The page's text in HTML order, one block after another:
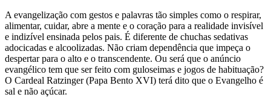
A evangelização com gestos e palavras tão simples como o respirar,
alimentar, cuidar, abre a mente e o coração para a realidade invisível
e indizível ensinada pelos pais. É diferente de chuchas sedativas
adocicadas e alcoolizadas. Não criam dependência que impeça o
despertar para o alto e o transcendente. Ou será que o anúncio
evangélico tem que ser feito com guloseimas e jogos de habituação?
O Cardeal Ratzinger (Papa Bento XVI) terá dito que o Evangelho é
sal e não açúcar.